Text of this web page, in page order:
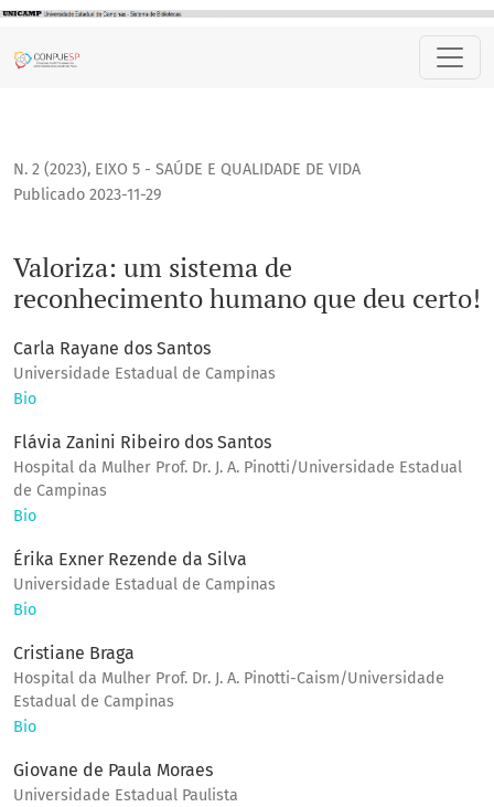
Valoriza: um sistema de reconhecimento humano que deu
N. 2 (2023), EIXO 5 - SAÚDE E QUALIDADE DE VIDA
Valoriza: um sistema de
reconhecimento humano que deu certo!
Publicado 2023-11-29
Carla Rayane dos Santos
Universidade Estadual de Campinas
Bio
Flávia Zanini Ribeiro dos Santos
Hospital da Mulher Prof. Dr. J. A. Pinotti/Universidade Estadual
de Campinas
Bio
Érika Exner Rezende da Silva
Universidade Estadual de Campinas
Bio
Cristiane Braga
Hospital da Mulher Prof. Dr. J. A. Pinotti-Caism/Universidade
Estadual de Campinas
Bio
Giovane de Paula Moraes
Universidade Estadual Paulista